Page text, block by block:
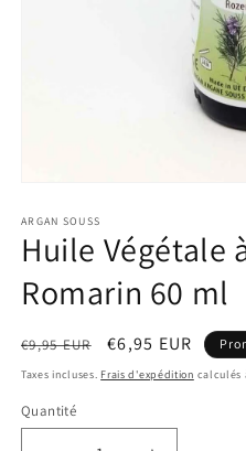
média
1
dans
fenêtre
modale
ARGAN SOUSS
Huile Végétale
Romarin 60 ml
Prix
habituel
€9,95 EUR
Prix
promotionnel
€6,95 EUR
Taxes incluses. Frais d'expédition calculés
Quantité
Quantité